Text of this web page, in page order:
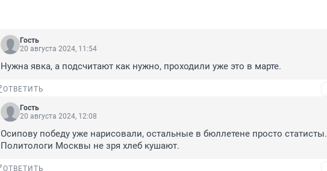
Гость
20 августа 2024, 11:54
Нужна явка, а подсчитают как нужно, проходили уже это в марте.
ОТВЕТИТЬ
Гость
20 августа 2024, 12:08
Осипову победу уже нарисовали, остальные в бюллетене просто статисты.
Политологи Москвы не зря хлеб кушают.
ОТВЕТИТЬ